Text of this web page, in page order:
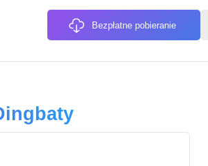
Bezpłatne pobieranie